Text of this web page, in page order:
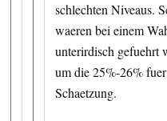
schlechten Niveaus.
waeren bei einem
unterirdisch gefuehrt
um die 25%-26%
Schaetzung.